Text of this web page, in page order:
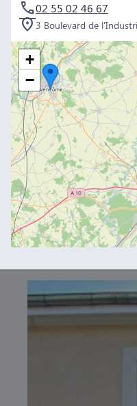
02 55 02 46 67
3 Boulevard de
+
−